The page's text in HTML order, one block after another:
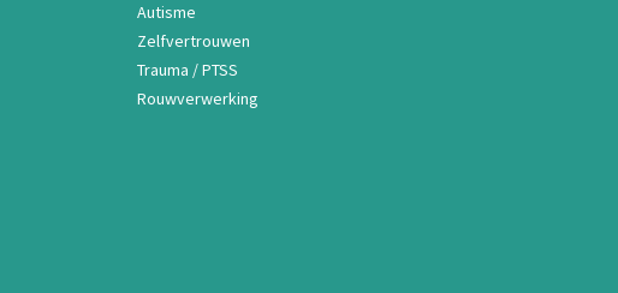
Autisme
Zelfvertrouwen
Trauma / PTSS
Rouwverwerking